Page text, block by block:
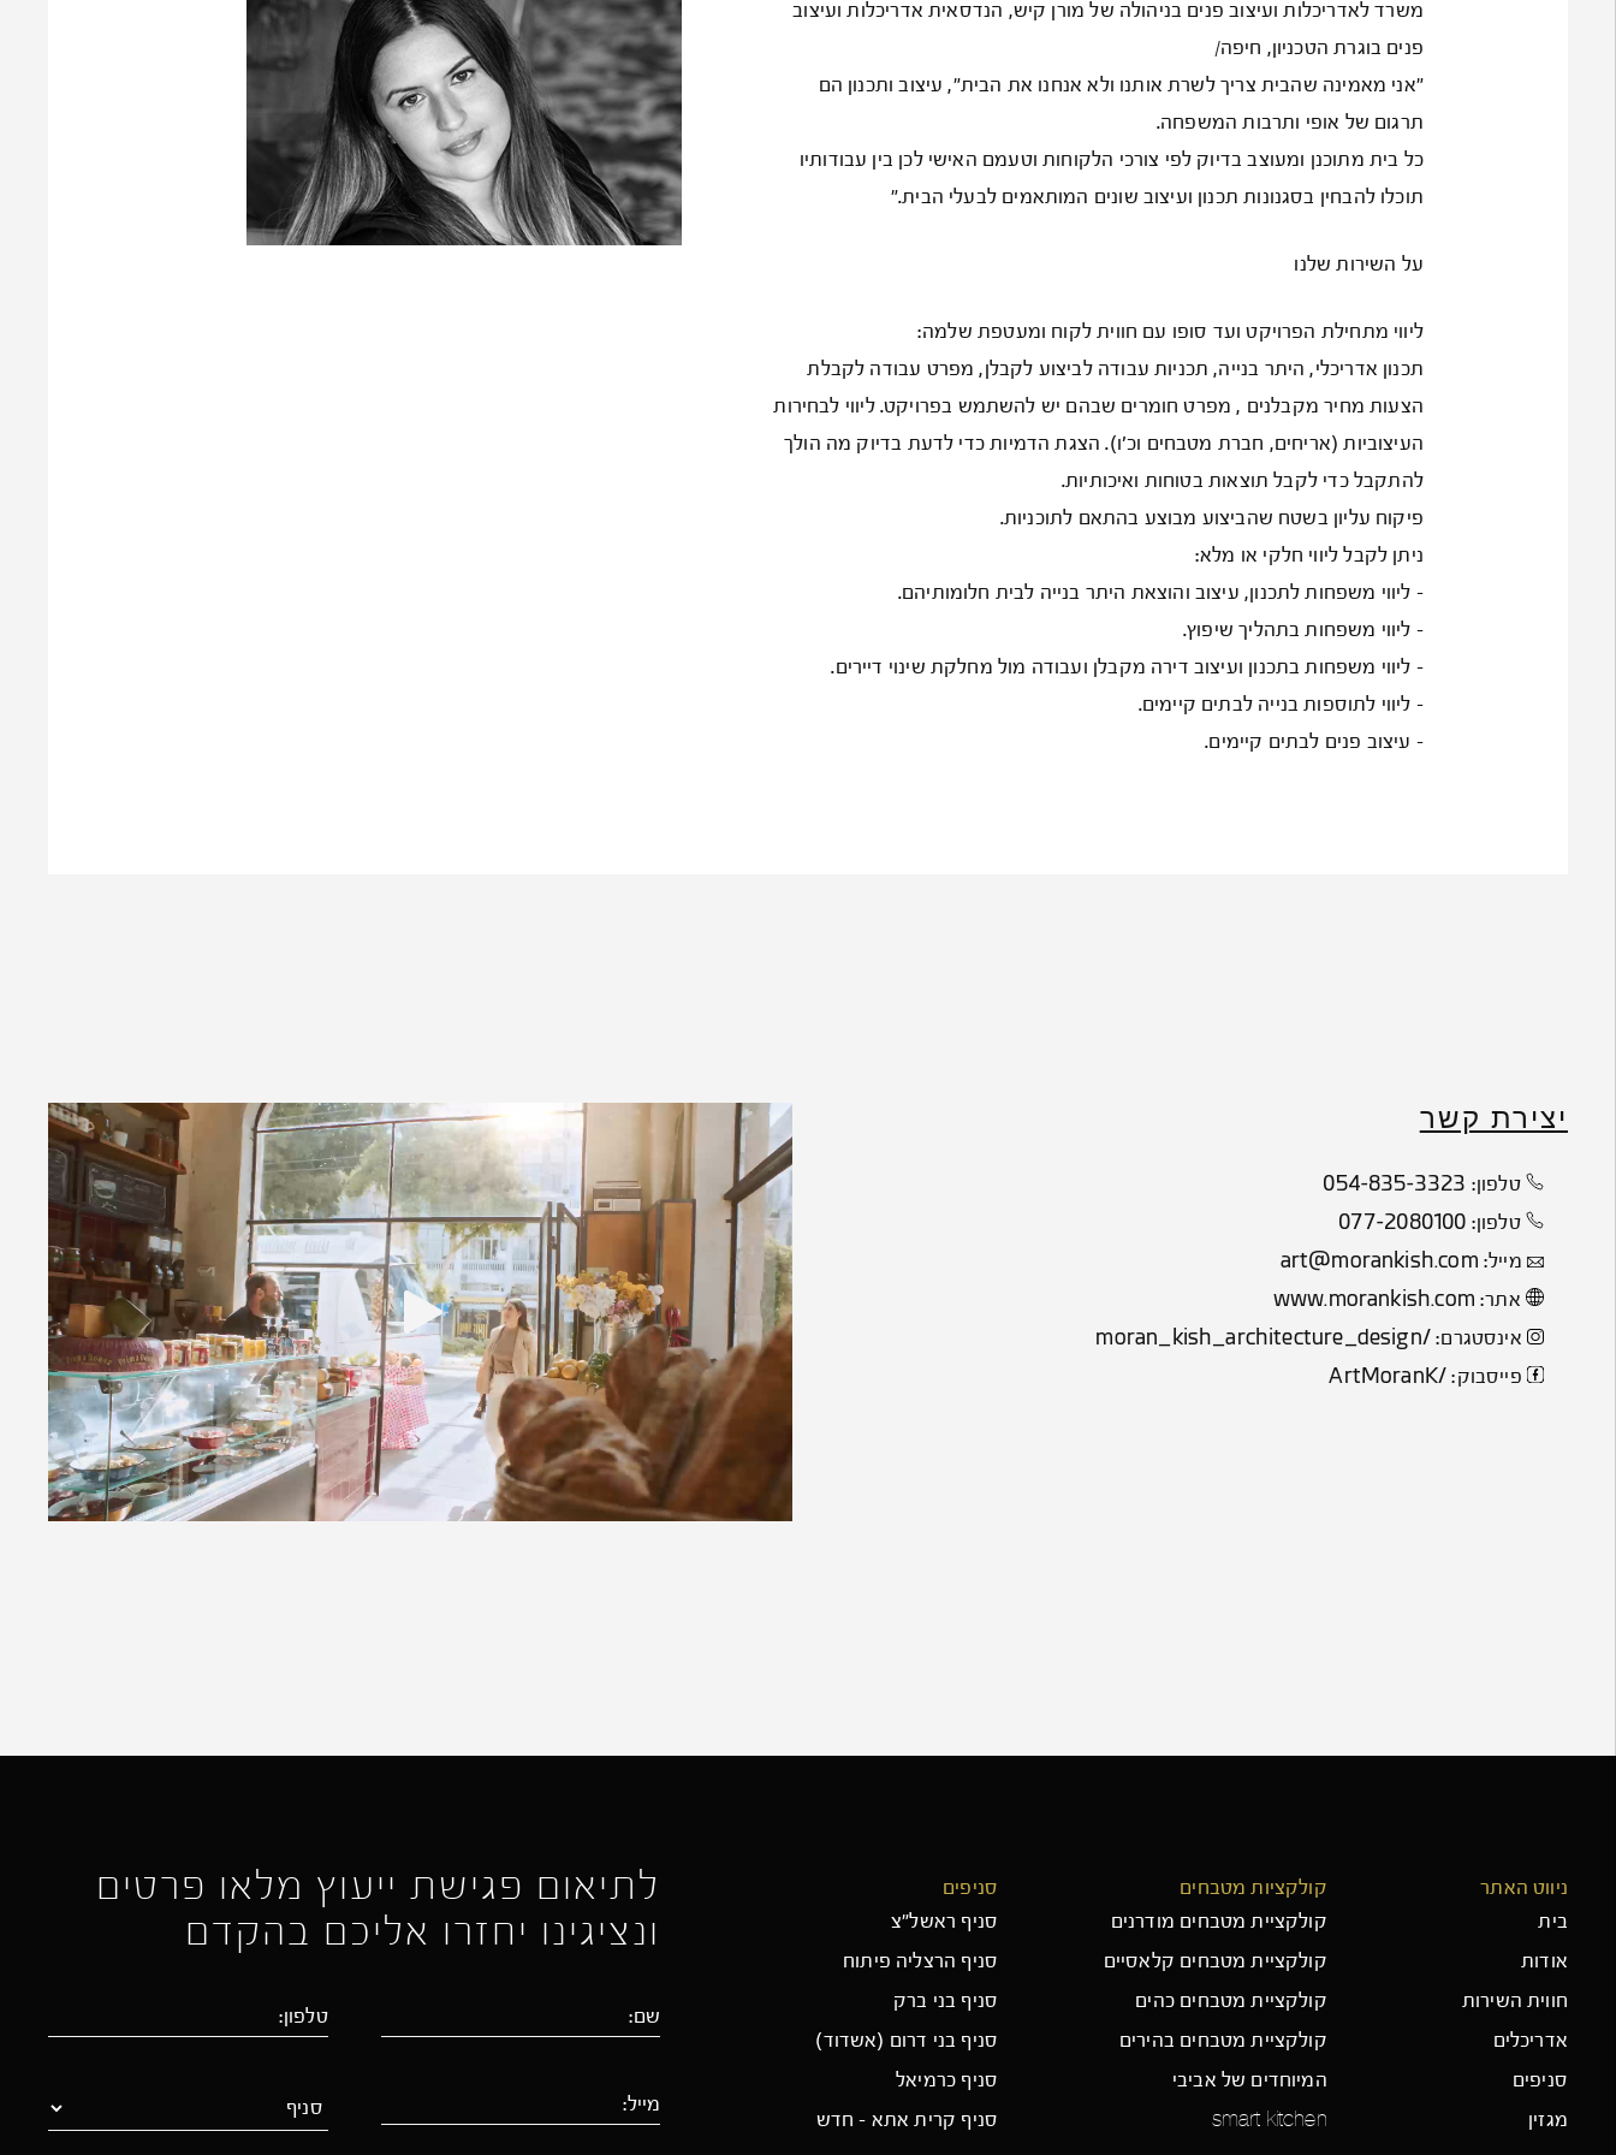
משרד לאדריכלות ועיצוב פנים בניהולה של מורן קיש, הנדסאית אדריכלות ועיצוב
פנים בוגרת הטכניון, חיפה/
"אני מאמינה שהבית צריך לשרת אותנו ולא אנחנו את הבית", עיצוב ותכנון הם
תרגום של אופי ותרבות המשפחה.
כל בית מתוכנן ומעוצב בדיוק לפי צורכי הלקוחות וטעמם האישי לכן בין עבודותיו
תוכלו להבחין בסגנונות תכנון ועיצוב שונים המותאמים לבעלי הבית."
על השירות שלנו
ליווי מתחילת הפרויקט ועד סופו עם חווית לקוח ומעטפת שלמה:
תכנון אדריכלי, היתר בנייה, תכניות עבודה לביצוע לקבלן, מפרט עבודה לקבלת
הצעות מחיר מקבלנים , מפרט חומרים שבהם יש להשתמש בפרויקט. ליווי לבחירות
העיצוביות (אריחים, חברת מטבחים וכ’ו). הצגת הדמיות כדי לדעת בדיוק מה הולך
להתקבל כדי לקבל תוצאות בטוחות ואיכותיות.
פיקוח עליון בשטח שהביצוע מבוצע בהתאם לתוכניות.
ניתן לקבל ליווי חלקי או מלא:
– ליווי משפחות לתכנון, עיצוב והוצאת היתר בנייה לבית חלומותיהם.
– ליווי משפחות בתהליך שיפוץ.
– ליווי משפחות בתכנון ועיצוב דירה מקבלן ועבודה מול מחלקת שינוי דיירים.
– ליווי לתוספות בנייה לבתים קיימים.
– עיצוב פנים לבתים קיימים.
יצירת קשר
טלפון: 054-835-3323
טלפון: 077-2080100
מייל: art@morankish.com
אתר: www.morankish.com
אינסטגרם: /moran_kish_architecture_design
פייסבוק: /ArtMoranK
ניווט האתר
בית
אודות
חווית השירות
אדריכלים
סניפים
מגזין
קולקציות מטבחים
קולקציית מטבחים מודרנים
קולקציית מטבחים קלאסיים
קולקציית מטבחים כהים
קולקציית מטבחים בהירים
המיוחדים של אביבי
smart kitchen
סניפים
סניף ראשל״צ
סניף הרצליה פיתוח
סניף בני ברק
סניף בני דרום (אשדוד)
סניף כרמיאל
סניף קרית אתא – חדש
לתיאום פגישת ייעוץ מלאו פרטים
ונציגינו יחזרו אליכם בהקדם